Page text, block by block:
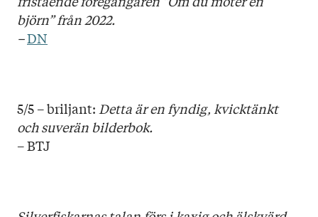
björn” från 2022.
–DN
5/5 – briljant: Detta är en fyndig, kvicktänkt
och suverän bilderbok.
– BTJ